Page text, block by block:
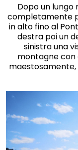
Dopo un
completamente
in alto fino al
destra poi un
sinistra una
montagne con
maestosamente,